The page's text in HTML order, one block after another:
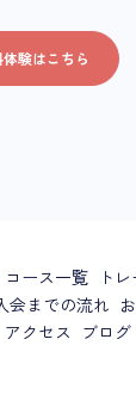
体験はこちら
コース一覧 ト
会までの流れ
アクセス ブログ